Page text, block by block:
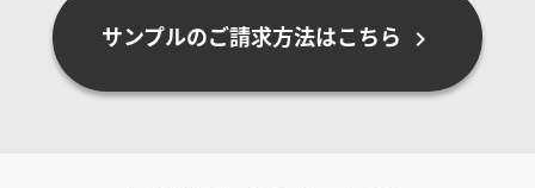
サンプルのご請求方法はこちら chevron_right